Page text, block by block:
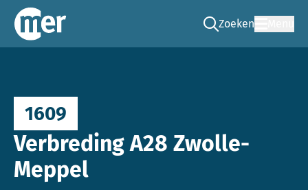
Commissie mer
Zoeken
Ga naar de zoek
1609
Verbreding A28 Zwolle-
Meppel